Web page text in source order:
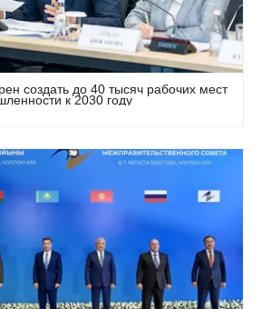
создать до 40 тысяч рабочих мест
к 2030 году